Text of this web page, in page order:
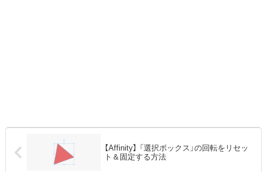
【Affinity】 「選択ボックス」の回転をリセッ
ト＆固定する方法